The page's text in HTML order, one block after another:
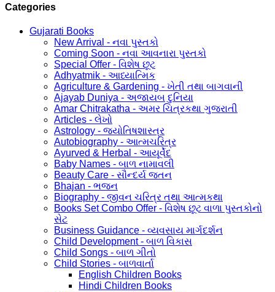
Categories
Gujarati Books
New Arrival - નવા પુસ્તકો
Coming Soon - નવા આવનારા પુસ્તકો
Special Offer - વિશેષ છૂટ
Adhyatmik - આધ્યાત્મિક
Agriculture & Gardening - ખેતી તથા બાગવાની
Ajayab Duniya - અજાયબ દુનિયા
Amar Chitrakatha - અમર ચિત્રકથા ગુજરાતી
Articles - લેખો
Astrology - જ્યોતિષશાસ્ત્ર
Autobiography - આત્મચરિત્ર
Ayurved & Herbal - આયૂર્વેદ
Baby Names - બાળ નામાવલી
Beauty Care - સૌન્દર્ય જતન
Bhajan - ભજન
Biography - જીવન ચરિત્ર તથા આત્મકથા
Books Set Combo Offer - વિશેષ છૂટ વાળા પુસ્તકોનો
સેટ
Business Guidance - વ્યવસાય માર્ગદર્શન
Child Development - બાળ વિકાસ
Child Songs - બાળ ગીતો
Child Stories - બાળવાર્તા
English Children Books
Hindi Children Books